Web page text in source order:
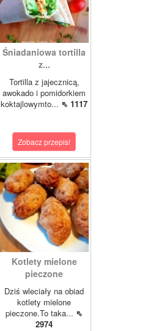
Śniadaniowa tortilla
z...
Tortilla z jajecznicą,
awokado i pomidorkiem
koktajlowymto... ⇖ 1117
Zobacz przepis!
Kotlety mielone
pieczone
Dziś wleciały na obiad
kotlety mielone
pieczone.To taka... ⇖
2974